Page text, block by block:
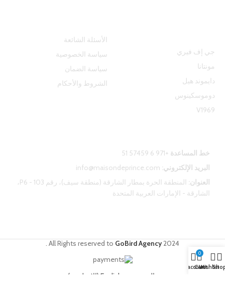
جي إف فيري
مونتانا
دايموند هيل
دوموسكينوس
V1969
الأسئلة الشائعة
سياسة الخصوصية
سياسة الضمان
الشروط والأحكام
خط المساعدة +971 6 57459 51
البريد الإلكتروني:
العنوان:
المنطقة الحرة بمطار الشارقة (منطقة سيف)، رقم P6 - 103،
الشارقة - الإمارات العربية المتحدة
All Rights reserved to GoBird Agency2024
Wishlist
0
Cart
My account
العربية English
(الإنجليزية)